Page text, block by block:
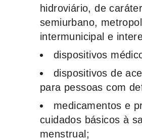
hidroviário, de
semiurbano,
intermunicipal e
dispositivos
dispositivos de
para pessoas com
medicamentos e
cuidados básicos à
menstrual;